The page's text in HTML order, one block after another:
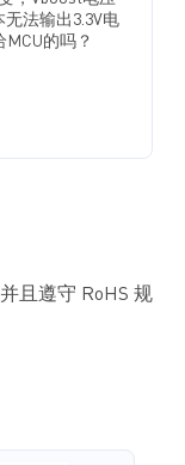
无法输出3.3V电
的吗？
且遵守 RoHS 规